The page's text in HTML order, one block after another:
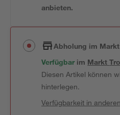
anbieten.
Abholung im Markt
Verfügbar im Markt
Diesen Artikel können
hinterlegen.
Verfügbarkeit in